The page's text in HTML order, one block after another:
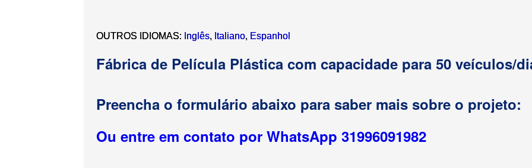
OUTROS IDIOMAS: Inglês, Italiano, Espanhol
Fábrica de Película Plástica com capacidade para 50 veículos/
Preencha o formulário abaixo para saber mais sobre o projeto:
Ou entre em contato por WhatsApp 31996091982